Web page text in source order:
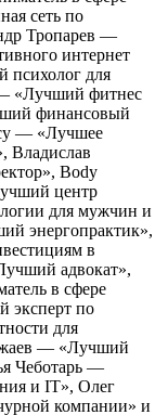
сеть по
Тропарев —
интернет
для
«Лучший фитнес
финансовый
— «Лучшее
Владислав
Body
центр
для мужчин и
энергопрактик»,
в
адвокат»,
в сфере
эксперт по
для
— «Лучший
Чеботарь —
и IT», Олег
компании» и